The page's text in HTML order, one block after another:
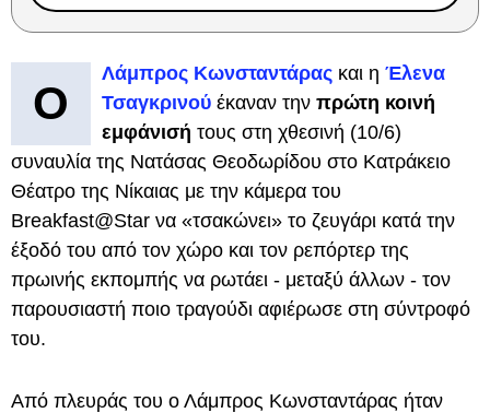
Ο
Λάμπρος Κωνσταντάρας και η Έλενα
Τσαγκρινού έκαναν την πρώτη κοινή
εμφάνισή τους στη χθεσινή (10/6)
συναυλία της Νατάσας Θεοδωρίδου στο Κατράκειο
Θέατρο της Νίκαιας με την κάμερα του
Breakfast@Star να «τσακώνει» το ζευγάρι κατά την
έξοδό του από τον χώρο και τον ρεπόρτερ της
πρωινής εκπομπής να ρωτάει - μεταξύ άλλων - τον
παρουσιαστή ποιο τραγούδι αφιέρωσε στη σύντροφό
του.
Από πλευράς του ο Λάμπρος Κωνσταντάρας ήταν